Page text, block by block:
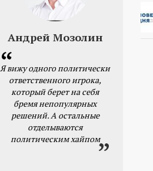
Андрей Мозолин
Я вижу одного политически
ответственного игрока,
который берет на себя
бремя непопулярных
решений. А остальные
отделываются
политическим хайпом